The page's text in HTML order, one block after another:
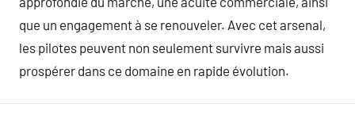
que un engagement à se renouveler. Avec cet arsenal,
les pilotes peuvent non seulement survivre mais aussi
prospérer dans ce domaine en rapide évolution.